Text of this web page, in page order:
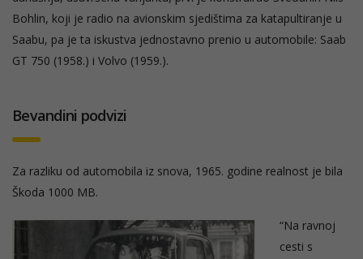
Bohlin, koji je radio na avionskim sjedištima za katapultiranje u
Saabu, pa je ta iskustva jednostavno prenio u automobile: Saab
GT 750 (1958.) i Volvo (1959.).
Bevandini podvizi
Za razliku od automobila iz snova, 1965. godine realnost je bila
Škoda 1000 MB.
“Na ravnoj
cesti s